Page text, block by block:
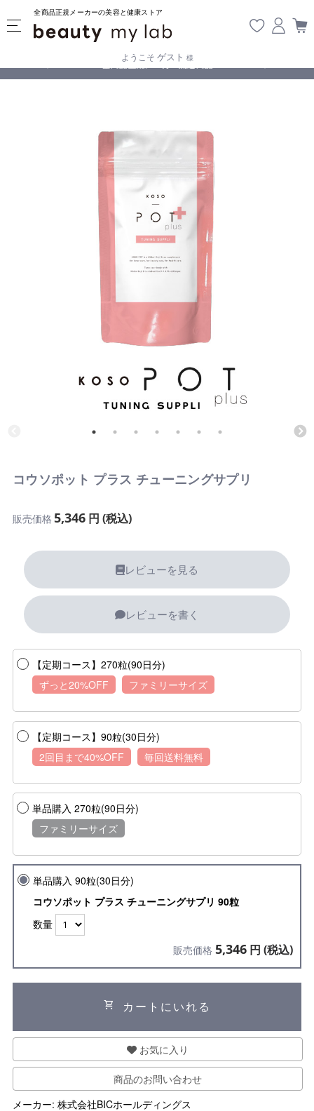
全商品正規メーカーの美容と健康ストア
ようこそ ゲスト 様
全商品正規メーカー流通商品
コウソポット プラス チューニングサプリ
販売価格 5,346円 (税込)
レビューを見る
レビューを書く
【定期コース】270粒(90日分)
ずっと20%OFF
ファミリーサイズ
【定期コース】90粒(30日分)
2回目まで40%OFF
毎回送料無料
単品購入 270粒(90日分)
ファミリーサイズ
単品購入 90粒(30日分)
コウソポット プラス チューニングサプリ 90粒
数量
販売価格 5,346 円 (税込)
shopping_cart カートにいれる
お気に入り
商品のお問い合わせ
メーカー: 株式会社BICホールディングス